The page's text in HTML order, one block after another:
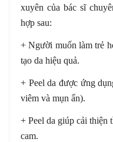
xuyên của bác sĩ
hợp sau:
+ Người muốn làm trẻ
tạo da hiệu quả.
+ Peel da được ứng
viêm và mụn ẩn).
+ Peel da giúp cải thiện
cam.